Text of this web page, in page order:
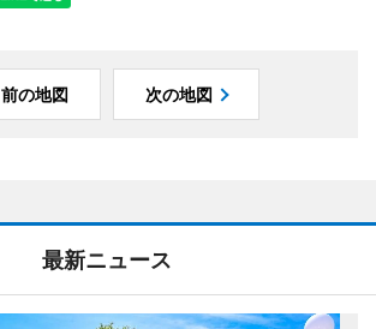
前の地図 次の地図
最新ニュース